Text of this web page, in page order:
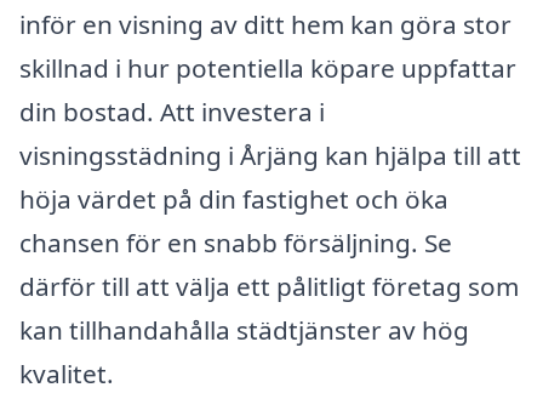
inför en visning av ditt hem kan göra stor
skillnad i hur potentiella köpare uppfattar
din bostad. Att investera i
visningsstädning i Årjäng kan hjälpa till att
höja värdet på din fastighet och öka
chansen för en snabb försäljning. Se
därför till att välja ett pålitligt företag som
kan tillhandahålla städtjänster av hög
kvalitet.